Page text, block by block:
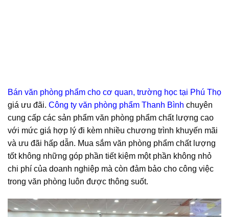
Bán văn phòng phẩm cho cơ quan, trường học tại Phú Thọ
giá ưu đãi. Công ty văn phòng phẩm Thanh Bình chuyên
cung cấp các sản phẩm văn phòng phẩm chất lượng cao
với mức giá hợp lý đi kèm nhiều chương trình khuyến mãi
và ưu đãi hấp dẫn. Mua sắm văn phòng phẩm chất lượng
tốt không những góp phần tiết kiệm một phần không nhỏ
chi phí của doanh nghiệp mà còn đảm bảo cho công việc
trong văn phòng luôn được thông suốt.